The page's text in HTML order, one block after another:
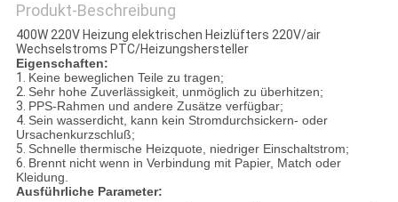
Produkt-Beschreibung
400W 220V Heizung elektrischen Heizlüfters 220V/air
Wechselstroms PTC/Heizungshersteller
Eigenschaften:
1. Keine beweglichen Teile zu tragen;
2. Sehr hohe Zuverlässigkeit, unmöglich zu überhitzen;
3. PPS-Rahmen und andere Zusätze verfügbar;
4. Sein wasserdicht, kann kein Stromdurchsickern- oder
Ursachenkurzschluß;
5. Schnelle thermische Heizquote, niedriger Einschaltstrom;
6. Brennt nicht wenn in Verbindung mit Papier, Match oder
Kleidung.
Ausführliche Parameter: